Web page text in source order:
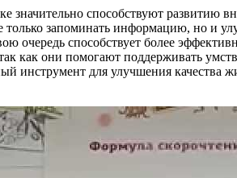
значительно способствуют развитию
только запоминать информацию, но и
очередь способствует более
как они помогают поддерживать
инструмент для улучшения качества